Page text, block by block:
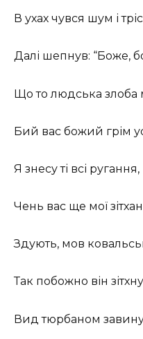
В ухах чувся шум і
Далі шепнув: “Боже,
Що то людська злоба
Бий вас божий грім
Я знесу ті всі ругання,
Чень вас ще мої
Здують, мов
Так побожно він
Вид тюрбаном